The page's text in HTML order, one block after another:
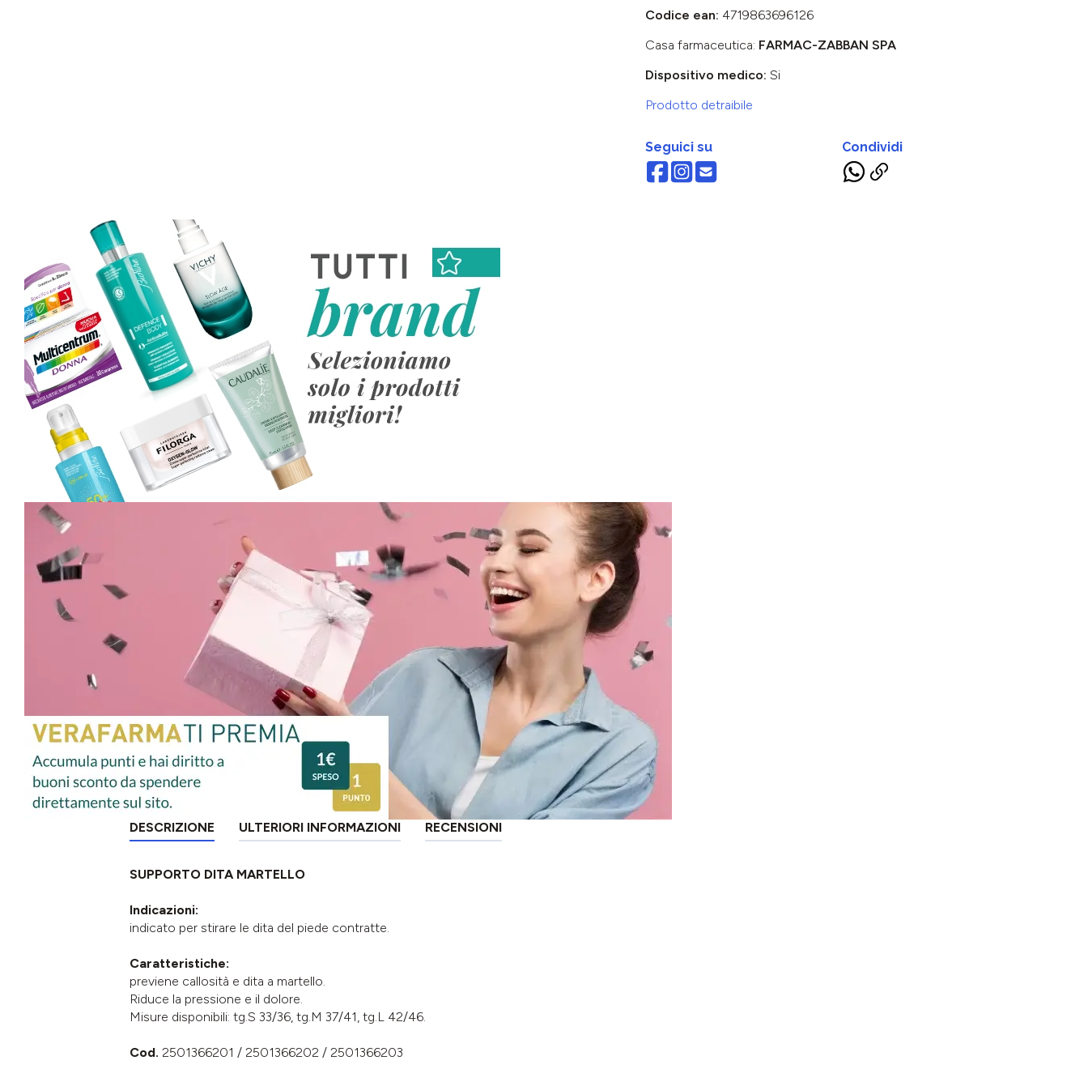
Codice ean: 4719863696126
Casa farmaceutica: FARMAC-ZABBAN SPA
Dispositivo medico: Si
Prodotto detraibile
Seguici su Condividi
DESCRIZIONE ULTERIORI INFORMAZIONI RECENSIONI
SUPPORTO DITA MARTELLO
Indicazioni:
indicato per stirare le dita del piede contratte.
Caratteristiche:
previene callosità e dita a martello.
Riduce la pressione e il dolore.
Misure disponibili: tg.S 33/36, tg.M 37/41, tg.L 42/46.
Cod. 2501366201 / 2501366202 / 2501366203